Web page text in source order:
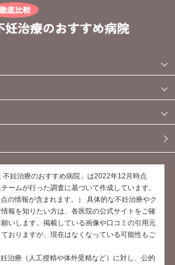
不妊治療のおすすめ病院」は2022年12月時点
ームが行った調査に基づいて作成しています。
の情報が含まれます。） 具体的な不妊治療やク
報を知りたい方は、各医院の公式サイトをご確
いします。掲載している画像や口コミの引用元
おりますが、現在はなくなっている可能性もご
治療（人工授精や体外受精など）に対し、公的